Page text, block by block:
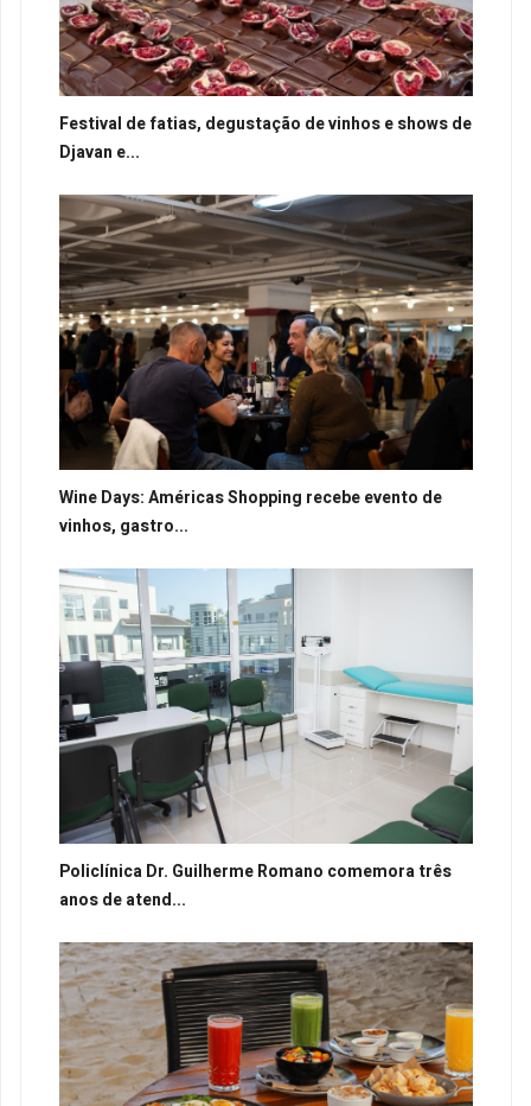
Festival de fatias, degustação de vinhos e shows de
Djavan e...
Wine Days: Américas Shopping recebe evento de
vinhos, gastro...
Policlínica Dr. Guilherme Romano comemora três
anos de atend...